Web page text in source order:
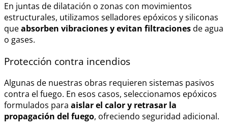
En juntas de dilatación o zonas con movimientos
estructurales, utilizamos selladores epóxicos y siliconas
queabsorben vibraciones y evitan filtracionesde agua
o gases.
Protección contra incendios
Algunas de nuestras obras requieren sistemas pasivos
contra el fuego. En esos casos, seleccionamos epóxicos
formulados para aislar el calor y retrasar la
propagación del fuego, ofreciendo seguridad adicional.